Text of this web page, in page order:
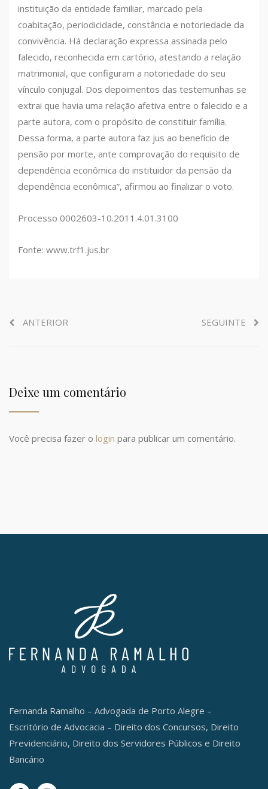
instituição da entidade familiar, marcado pela
coabitação, periodicidade, constância e notoriedade da
convivência. Há declaração expressa assinada pelo
falecido, reconhecida em cartório, atestando a relação
matrimonial, que configuram a notoriedade do seu
vínculo conjugal. Dos depoimentos das testemunhas se
extrai que havia uma relação afetiva entre o falecido e a
parte autora, com o propósito de constituir família.
Dessa forma, a parte autora faz jus ao benefício de
pensão por morte, ante comprovação do requisito de
dependência econômica do instituidor da pensão da
dependência econômica”, afirmou ao finalizar o voto.
Processo 0002603-10.2011.4.01.3100
Fonte: www.trf1.jus.br
ANTERIOR SEGUINTE
Deixe um comentário
Você precisa fazer o login para publicar um comentário.
Fernanda Ramalho – Advogada de Porto Alegre –
Escritório de Advocacia – Direito dos Concursos, Direito
Previdenciário, Direito dos Servidores Públicos e Direito
Bancário